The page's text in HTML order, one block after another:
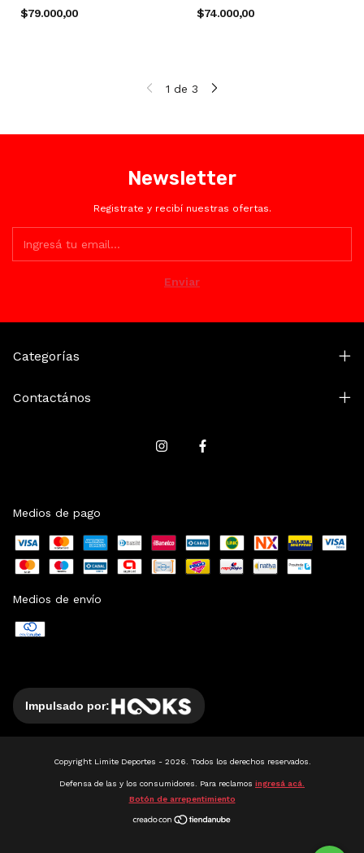
$79.000,00 $74.000,00
1 de 3
Newsletter
Registrate y recibí nuestras ofertas.
Categorías
Contactános
Medios de pago
Medios de envío
Impulsado por:
Copyright Limite Deportes - 2026. Todos los derechos reservados.
Defensa de las y los consumidores. Para reclamos ingresá acá.
Botón de arrepentimiento